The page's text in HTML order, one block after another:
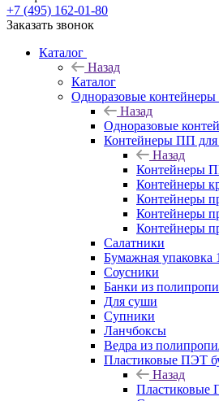
+7 (495) 162-01-80
Заказать звонок
Каталог
Назад
Каталог
Одноразовые контейнеры
Назад
Одноразовые
Контейнеры ПП для
Назад
Контейнеры
Контейнеры
Контейнеры
Контейнеры
Контейнеры
Салатники
Бумажная упаковка
Соусники
Банки из
Для суши
Супники
Ланчбоксы
Ведра из
Пластиковые ПЭТ
Назад
Пластиковые